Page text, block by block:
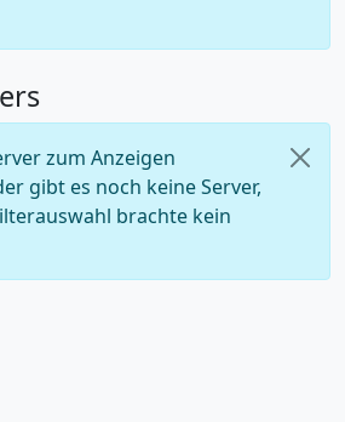
zum Anzeigen
gibt es noch keine Server,
brachte kein